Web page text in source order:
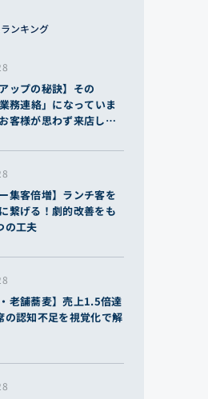
ンキング
ップの秘訣】その
務連絡」になっていま
客様が思わず来店した
集客倍増】ランチ客を
繋げる！劇的改善をも
の工夫
・老舗蕎麦】売上1.5倍達
の認知不足を視覚化で解